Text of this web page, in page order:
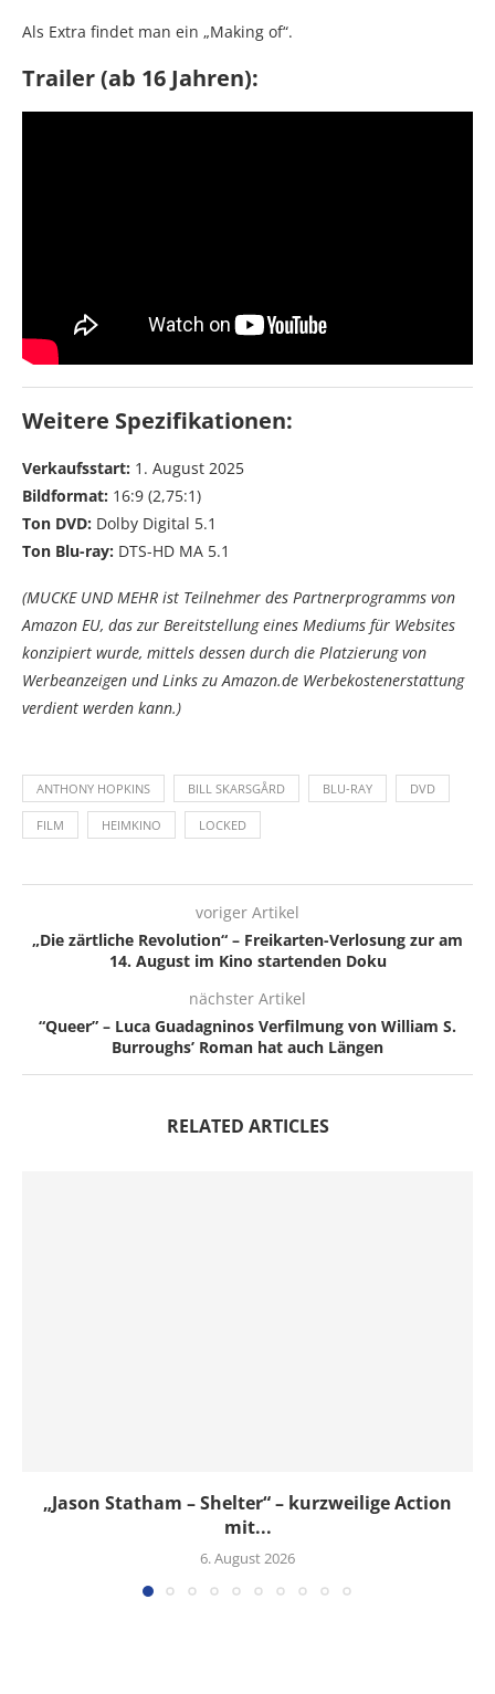
Als Extra findet man ein „Making of“.
Trailer (ab 16 Jahren):
Weitere Spezifikationen:
Verkaufsstart: 1. August 2025
Bildformat: 16:9 (2,75:1)
Ton DVD: Dolby Digital 5.1
Ton Blu-ray: DTS-HD MA 5.1
(MUCKE UND MEHR ist Teilnehmer des Partnerprogramms von
Amazon EU, das zur Bereitstellung eines Mediums für Websites
konzipiert wurde, mittels dessen durch die Platzierung von
Werbeanzeigen und Links zu Amazon.de Werbekostenerstattung
verdient werden kann.)
ANTHONY HOPKINS BILL SKARSGÅRD BLU-RAY DVD
FILM HEIMKINO LOCKED
voriger Artikel
„Die zärtliche Revolution“ – Freikarten-Verlosung zur am
14. August im Kino startenden Doku
nächster Artikel
“Queer” – Luca Guadagninos Verfilmung von William S.
Burroughs’ Roman hat auch Längen
RELATED ARTICLES
„Jason Statham – Shelter“ – kurzweilige Action
mit...
6. August 2026